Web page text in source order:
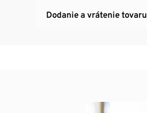
Dodanie a vrátenie tovaru